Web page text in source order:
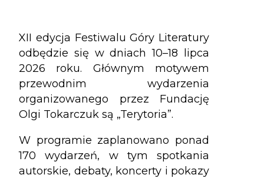
XII edycja Festiwalu Góry Literatury
odbędzie się w dniach 10–18 lipca
2026 roku. Głównym motywem
przewodnim wydarzenia
organizowanego przez Fundację
Olgi Tokarczuk są „Terytoria”.
W programie zaplanowano ponad
170 wydarzeń, w tym spotkania
autorskie, debaty, koncerty i pokazy